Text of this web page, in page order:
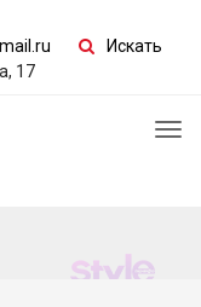
Искать
17